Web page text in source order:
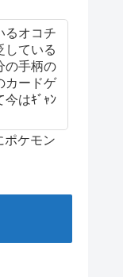
るオコチ
している
の手柄の
カードゲ
今はｷﾞｬﾝ
ポケモン